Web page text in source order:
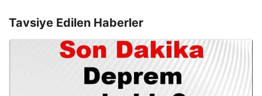
Tavsiye Edilen Haberler